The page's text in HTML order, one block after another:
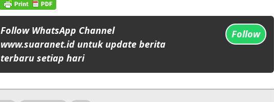
Follow WhatsApp Channel
www.suaranet.id untuk update berita
terbaru setiap hari
Follow